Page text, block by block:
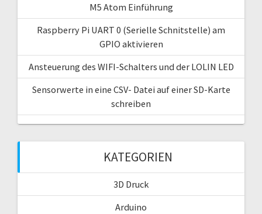
M5 Atom Einführung
Raspberry Pi UART 0 (Serielle Schnitstelle) am
GPIO aktivieren
Ansteuerung des WIFI-Schalters und der LOLIN LED
Sensorwerte in eine CSV- Datei auf einer SD-Karte
schreiben
KATEGORIEN
3D Druck
Arduino